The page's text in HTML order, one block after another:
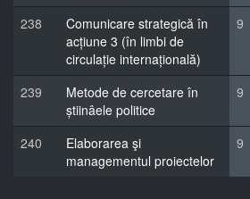
238
Comunicare strategică în
acțiune 3 (în limbi de
circulație internațională)
9
239
Metode de cercetare în
știinâele politice
9
240
Elaborarea şi
managementul proiectelor
9